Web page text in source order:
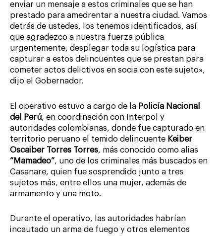
enviar un mensaje a estos criminales que se han
prestado para amedrentar a nuestra ciudad. Vamos
detrás de ustedes, los tenemos identificados, así
que agradezco a nuestra fuerza pública
urgentemente, desplegar toda su logística para
capturar a estos delincuentes que se prestan para
cometer actos delictivos en socia con este sujeto»,
dijo el Gobernador.
El operativo estuvo a cargo de la Policía Nacional
del Perú, en coordinación con Interpol y
autoridades colombianas, donde fue capturado en
territorio peruano el temido delincuente Keiber
Oscaiber Torres Torres, más conocido como alias
“Mamadeo”, uno de los criminales más buscados en
Casanare, quien fue sosprendido junto a tres
sujetos más, entre ellos una mujer, además de
armamento y una moto.
Durante el operativo, las autoridades habrían
incautado un arma de fuego y otros elementos